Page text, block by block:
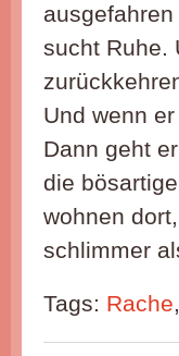
sucht Ruhe.
Und wenn
Dann geht
die
wohnen
schlimmer
Tags: Rache,